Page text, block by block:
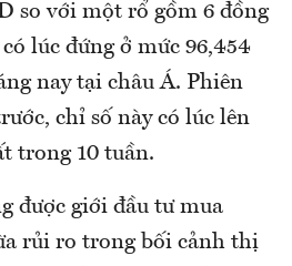
so với một rổ gồm 6 đồng
lúc đứng ở mức 96,454
nay tại châu Á. Phiên
chỉ số này có lúc lên
trong 10 tuần.
được giới đầu tư mua
rủi ro trong bối cảnh thị